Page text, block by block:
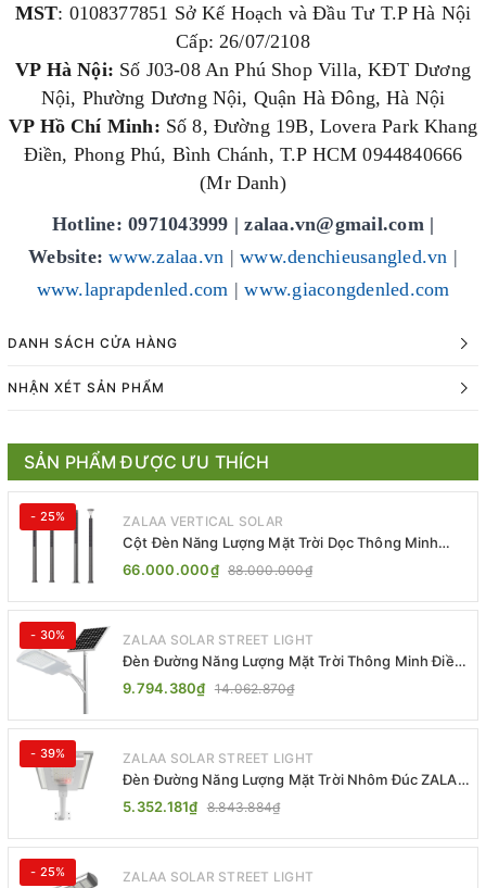
MST: 0108377851 Sở Kế Hoạch và Đầu Tư T.P Hà Nội
Cấp: 26/07/2108
VP Hà Nội: Số J03-08 An Phú Shop Villa, KĐT Dương
Nội, Phường Dương Nội, Quận Hà Đông, Hà Nội
VP Hồ Chí Minh: Số 8, Đường 19B, Lovera Park Khang
Điền, Phong Phú, Bình Chánh, T.P HCM 0944840666
(Mr Danh)
Hotline: 0971043999 |zalaa.vn@gmail.com |
Website:www.zalaa.vn | www.denchieusangled.vn |
www.laprapdenled.com |www.giacongdenled.com
DANH SÁCH CỬA HÀNG
NHẬN XÉT SẢN PHẨM
SẢN PHẨM ĐƯỢC ƯU THÍCH
- 25% ZALAA VERTICAL SOLAR
Cột Đèn Năng Lượng Mặt Trời Dọc Thông Minh
ZSR-YYDS-360 | ZALAA Jsc
66.000.000₫ 88.000.000₫
- 30% ZALAA SOLAR STREET LIGHT
Đèn Đường Năng Lượng Mặt Trời Thông Minh Điều
Khiển MPPT ZL-GMX01 ZALAA
9.794.380₫ 14.062.870₫
- 39% ZALAA SOLAR STREET LIGHT
Đèn Đường Năng Lượng Mặt Trời Nhôm Đúc ZALAA
ZL-BWH Cao Cấp IP65
5.352.181₫ 8.843.884₫
- 25% ZALAA SOLAR STREET LIGHT